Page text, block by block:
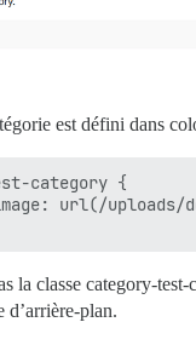
est défini dans
category {
url(/
la classe category-
d’arrière-plan.